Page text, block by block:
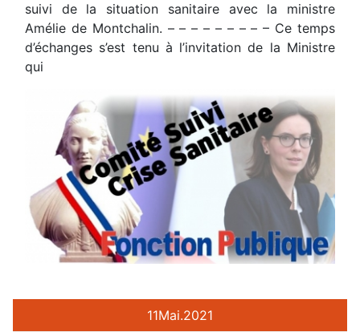
suivi de la situation sanitaire avec la ministre
Amélie de Montchalin. – – – – – – – – – Ce temps
d’échanges s’est tenu à l’invitation de la Ministre
qui
11Mai.2021